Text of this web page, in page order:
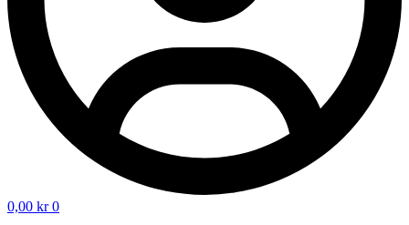
0,00 kr 0